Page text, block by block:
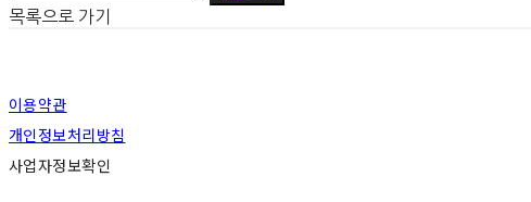
목록으로 가기
이용약관
개인정보처리방침
사업자정보확인